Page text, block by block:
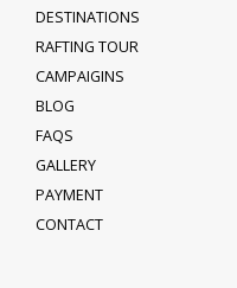
DESTINATIONS
RAFTING TOUR
CAMPAIGINS
BLOG
FAQS
GALLERY
PAYMENT
CONTACT